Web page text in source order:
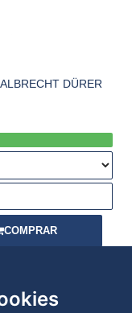
DÜRER
COMPRAR